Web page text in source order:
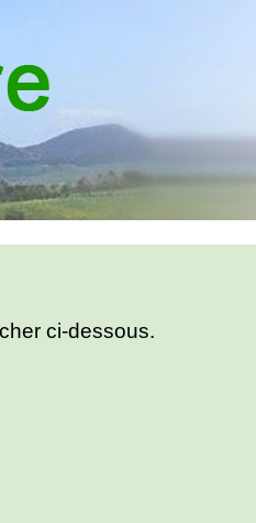
ci-dessous.